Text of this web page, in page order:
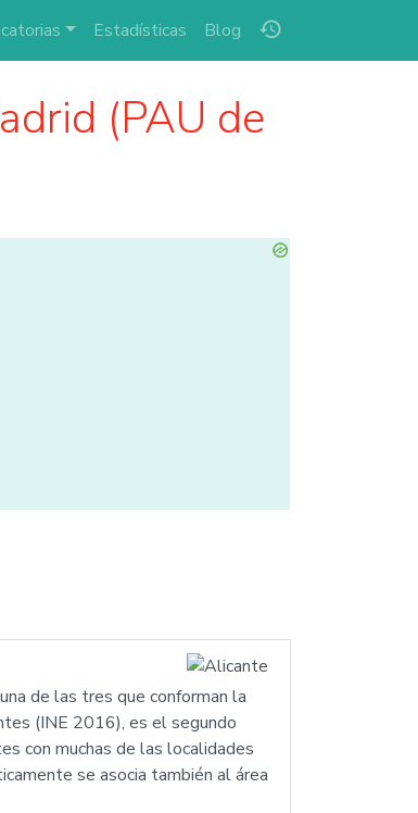
history
Estadísticas Blog
(PAU de
de las tres que conforman la
(INE 2016), es el segundo
con muchas de las localidades
se asocia también al área